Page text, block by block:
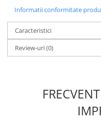
Informatii conformitate
Caracteristici
Review-uri(0)